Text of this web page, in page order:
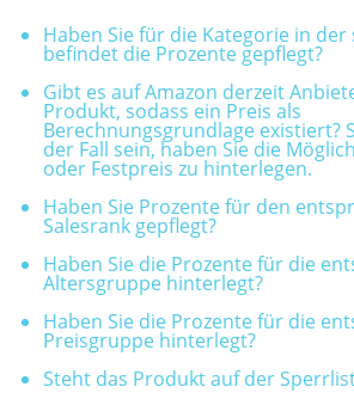
Alters-Staffeln
Preisgruppen
Sperrliste
Zustands-Abfragen
Wareneingang
Bar-Ankauf
Tagesabschluss
Haben Sie für die Kategorie in
befindet die Prozente gepflegt?
Gibt es auf Amazon derzeit
Produkt, sodass ein Preis als
Berechnungsgrundlage existiert?
der Fall sein, haben Sie die
oder Festpreis zu hinterlegen.
Haben Sie Prozente für den
Salesrank gepflegt?
Haben Sie die Prozente für die
Altersgruppe hinterlegt?
Haben Sie die Prozente für die
Preisgruppe hinterlegt?
Steht das Produkt auf der